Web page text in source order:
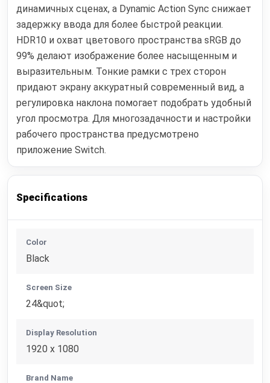
динамичных сценах, а Dynamic Action Sync снижает
задержку ввода для более быстрой реакции.
HDR10 и охват цветового пространства sRGB до
99% делают изображение более насыщенным и
выразительным. Тонкие рамки с трех сторон
придают экрану аккуратный современный вид, а
регулировка наклона помогает подобрать удобный
угол просмотра. Для многозадачности и настройки
рабочего пространства предусмотрено
приложение Switch.
Specifications
Color
Black
Screen Size
24&quot;
Display Resolution
1920 x 1080
Brand Name